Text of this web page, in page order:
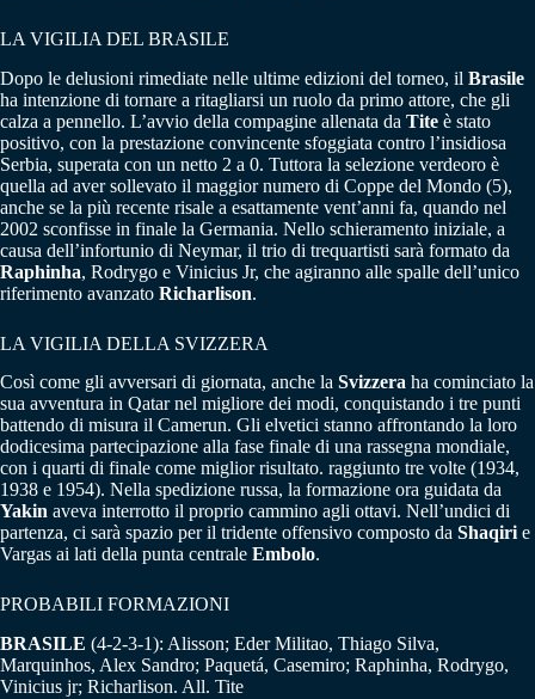
LA VIGILIA DEL BRASILE
Dopo le delusioni rimediate nelle ultime edizioni del torneo, il Brasile
ha intenzione di tornare a ritagliarsi un ruolo da primo attore, che gli
calza a pennello. L’avvio della compagine allenata da Tite è stato
positivo, con la prestazione convincente sfoggiata contro l’insidiosa
Serbia, superata con un netto 2 a 0. Tuttora la selezione verdeoro è
quella ad aver sollevato il maggior numero di Coppe del Mondo (5),
anche se la più recente risale a esattamente vent’anni fa, quando nel
2002 sconfisse in finale la Germania. Nello schieramento iniziale, a
causa dell’infortunio di Neymar, il trio di trequartisti sarà formato da
Raphinha, Rodrygo e Vinicius Jr, che agiranno alle spalle dell’unico
riferimento avanzato Richarlison.
LA VIGILIA DELLA SVIZZERA
Così come gli avversari di giornata, anche la Svizzera ha cominciato la
sua avventura in Qatar nel migliore dei modi, conquistando i tre punti
battendo di misura il Camerun. Gli elvetici stanno affrontando la loro
dodicesima partecipazione alla fase finale di una rassegna mondiale,
con i quarti di finale come miglior risultato. raggiunto tre volte (1934,
1938 e 1954). Nella spedizione russa, la formazione ora guidata da
Yakin aveva interrotto il proprio cammino agli ottavi. Nell’undici di
partenza, ci sarà spazio per il tridente offensivo composto da Shaqiri e
Vargas ai lati della punta centrale Embolo.
PROBABILI FORMAZIONI
BRASILE (4-2-3-1): Alisson; Eder Militao, Thiago Silva,
Marquinhos, Alex Sandro; Paquetá, Casemiro; Raphinha, Rodrygo,
Vinicius jr; Richarlison. All. Tite